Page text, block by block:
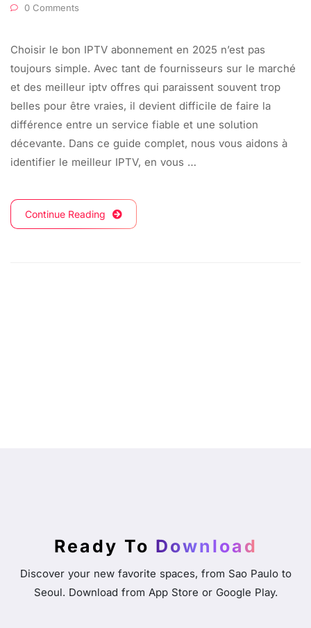
0 Comments
Choisir le bon IPTV abonnement en 2025 n’est pas
toujours simple. Avec tant de fournisseurs sur le marché
et des meilleur iptv offres qui paraissent souvent trop
belles pour être vraies, il devient difficile de faire la
différence entre un service fiable et une solution
décevante. Dans ce guide complet, nous vous aidons à
identifier le meilleur IPTV, en vous …
Continue Reading
Ready To Download
Discover your new favorite spaces, from Sao Paulo to
Seoul. Download from App Store or Google Play.